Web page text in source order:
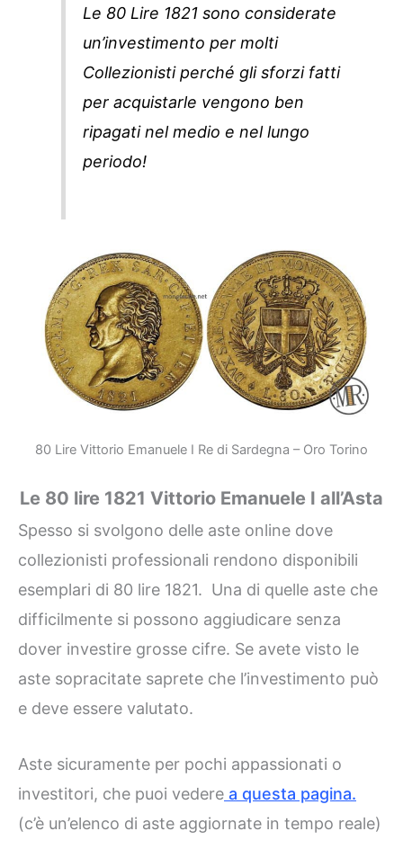
Le 80 Lire 1821 sono considerate
un’investimento per molti
Collezionisti perché gli sforzi fatti
per acquistarle vengono ben
ripagati nel medio e nel lungo
periodo!
80 Lire Vittorio Emanuele I Re di Sardegna – Oro Torino
Le 80 lire 1821 Vittorio Emanuele I all’Asta
Spesso si svolgono delle aste online dove
collezionisti professionali rendono disponibili
esemplari di 80 lire 1821. Una di quelle aste che
difficilmente si possono aggiudicare senza
dover investire grosse cifre. Se avete visto le
aste sopracitate saprete che l’investimento può
e deve essere valutato.
Aste sicuramente per pochi appassionati o
investitori, che puoi vedere a questa pagina.
(c’è un’elenco di aste aggiornate in tempo reale)